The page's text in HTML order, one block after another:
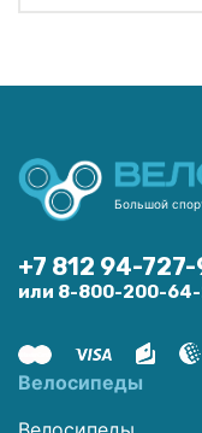
Большой
+7 812 94-
или 8-800-200-
Велосипеды